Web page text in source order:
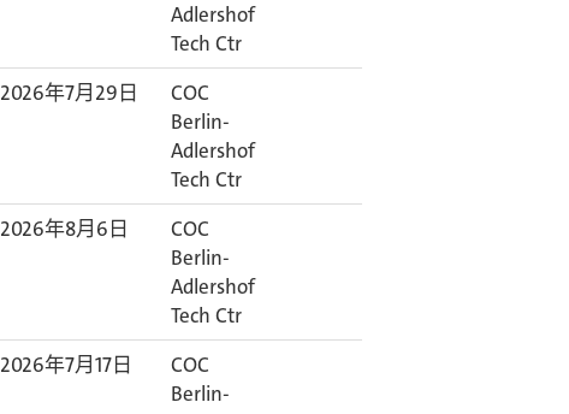
Adlershof
Tech Ctr
2026年7月29日
COC
Berlin-
Adlershof
Tech Ctr
2026年8月6日
COC
Berlin-
Adlershof
Tech Ctr
2026年7月17日
COC
Berlin-